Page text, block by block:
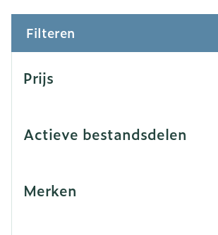
Filteren
Prijs
Actieve bestandsdelen
Merken